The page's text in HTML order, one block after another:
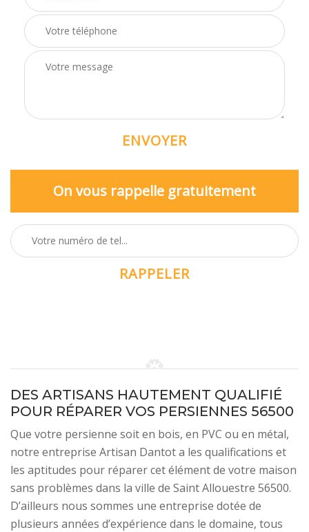
On vous rappelle gratuitement
DES ARTISANS HAUTEMENT QUALIFIÉ
POUR RÉPARER VOS PERSIENNES 56500
Que votre persienne soit en bois, en PVC ou en métal,
notre entreprise Artisan Dantot a les qualifications et
les aptitudes pour réparer cet élément de votre maison
sans problèmes dans la ville de Saint Allouestre 56500.
D’ailleurs nous sommes une entreprise dotée de
plusieurs années d’expérience dans le domaine, tous